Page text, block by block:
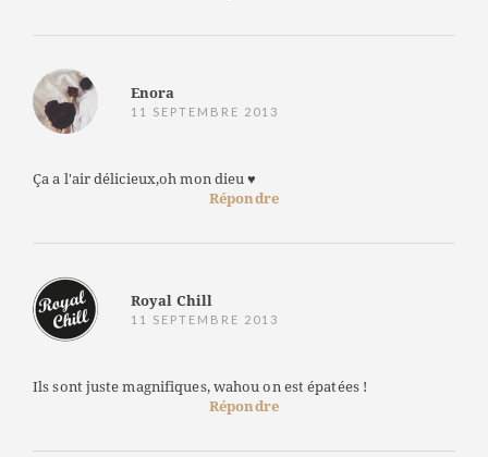
Enora
11 SEPTEMBRE 2013
Ça a l'air délicieux,oh mon dieu ♥
Répondre
Royal Chill
11 SEPTEMBRE 2013
Ils sont juste magnifiques, wahou on est épatées !
Répondre